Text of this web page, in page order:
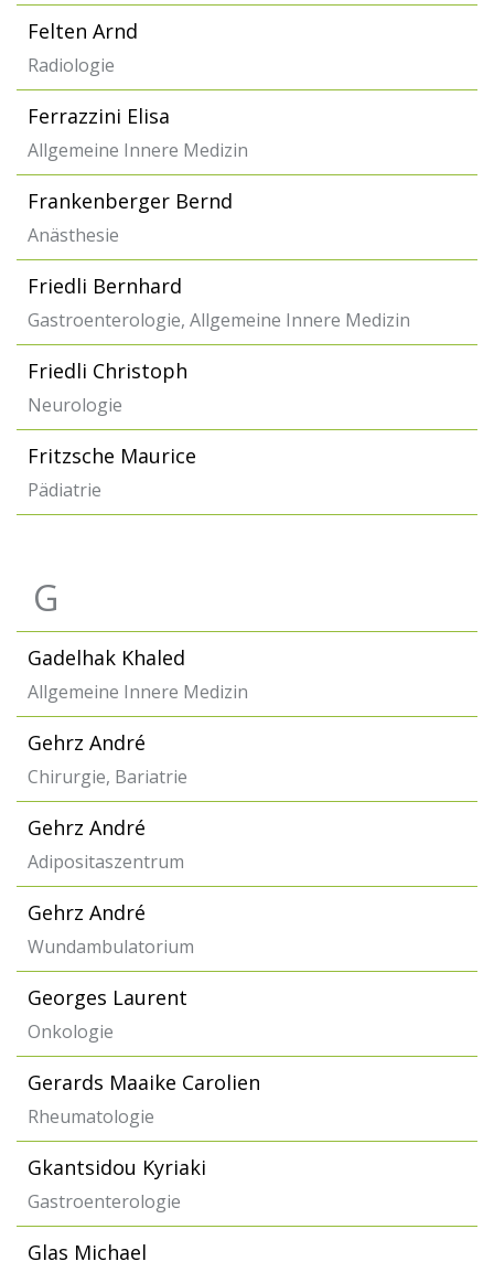
Felten Arnd
Radiologie
Ferrazzini Elisa
Allgemeine Innere Medizin
Frankenberger Bernd
Anästhesie
Friedli Bernhard
Gastroenterologie, Allgemeine Innere Medizin
Friedli Christoph
Neurologie
Fritzsche Maurice
Pädiatrie
G
Gadelhak Khaled
Allgemeine Innere Medizin
Gehrz André
Chirurgie, Bariatrie
Gehrz André
Adipositaszentrum
Gehrz André
Wundambulatorium
Georges Laurent
Onkologie
Gerards Maaike Carolien
Rheumatologie
Gkantsidou Kyriaki
Gastroenterologie
Glas Michael